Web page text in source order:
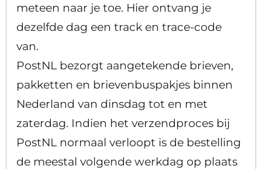
meteen naar je toe. Hier ontvang je
dezelfde dag een track en trace-code
van.
PostNL bezorgt aangetekende brieven,
pakketten en brievenbuspakjes binnen
Nederland van dinsdag tot en met
zaterdag. Indien het verzendproces bij
PostNL normaal verloopt is de bestelling
de meestal volgende werkdag op plaats